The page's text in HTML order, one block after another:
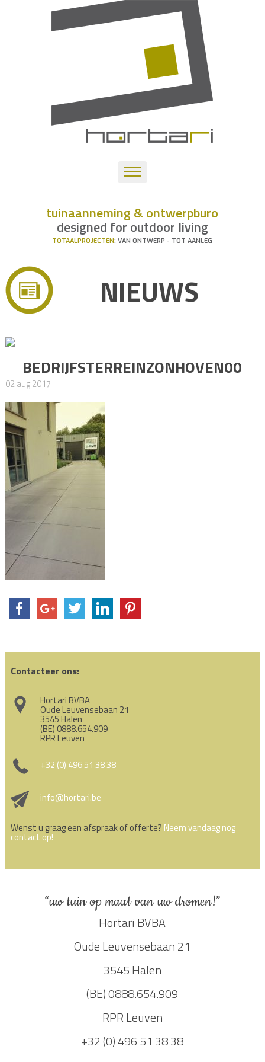
tuinaanneming & ontwerpburo
designed for outdoor living
TOTAALPROJECTEN: VAN ONTWERP - TOT AANLEG
NIEUWS
BEDRIJFSTERREINZONHOVEN00
02 aug 2017
Contacteer ons:
Hortari BVBA
Oude Leuvensebaan 21
3545 Halen
(BE) 0888.654.909
RPR Leuven
+32 (0) 496 51 38 38
info@hortari.be
Wenst u graag een afspraak of offerte? Neem vandaag nog
contact op!
“uw tuin op maat van uw dromen!”
Hortari BVBA
Oude Leuvensebaan 21
3545 Halen
(BE) 0888.654.909
RPR Leuven
+32 (0) 496 51 38 38